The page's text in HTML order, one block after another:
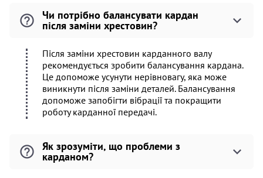
Чи потрібно балансувати кардан
після заміни хрестовин?
Після заміни хрестовин карданного валу
рекомендується зробити балансування кардана.
Це допоможе усунути нерівновагу, яка може
виникнути після заміни деталей. Балансування
допоможе запобігти вібрації та покращити
роботу карданної передачі.
Як зрозуміти, що проблеми з
карданом?